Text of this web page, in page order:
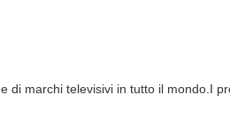
di marchi televisivi in tutto il mondo.I